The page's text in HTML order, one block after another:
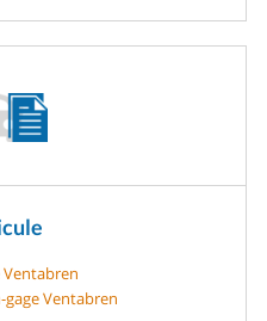
Ventabren
Ventabren